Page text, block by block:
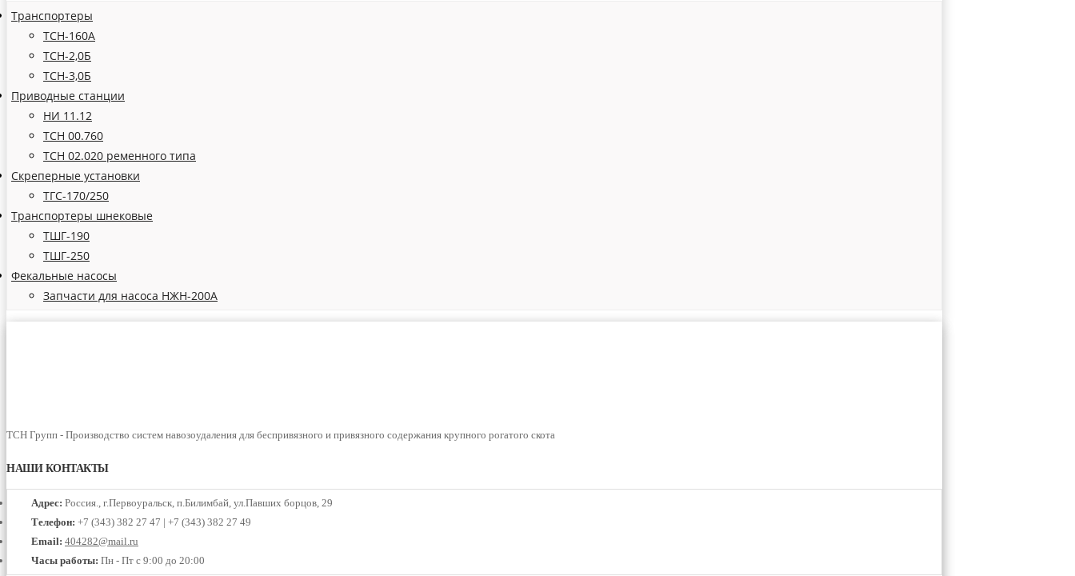
Транспортеры
ТСН-160А
ТСН-2,0Б
ТСН-3,0Б
Приводные станции
НИ 11.12
ТСН 00.760
ТСН 02.020 ременного типа
Скреперные установки
ТГС-170/250
Транспортеры шнековые
ТШГ-190
ТШГ-250
Фекальные насосы
Запчасти для насоса НЖН-200А
ТСН Групп - Производство систем навозоудаления для беспривязного и привязного содержания крупного рогатого скота
НАШИ КОНТАКТЫ
Адрес: Россия., г.Первоуральск, п.Билимбай, ул.Павших борцов, 29
Телефон: +7 (343) 382 27 47 | +7 (343) 382 27 49
Email: 404282@mail.ru
Часы работы: Пн - Пт с 9:00 до 20:00